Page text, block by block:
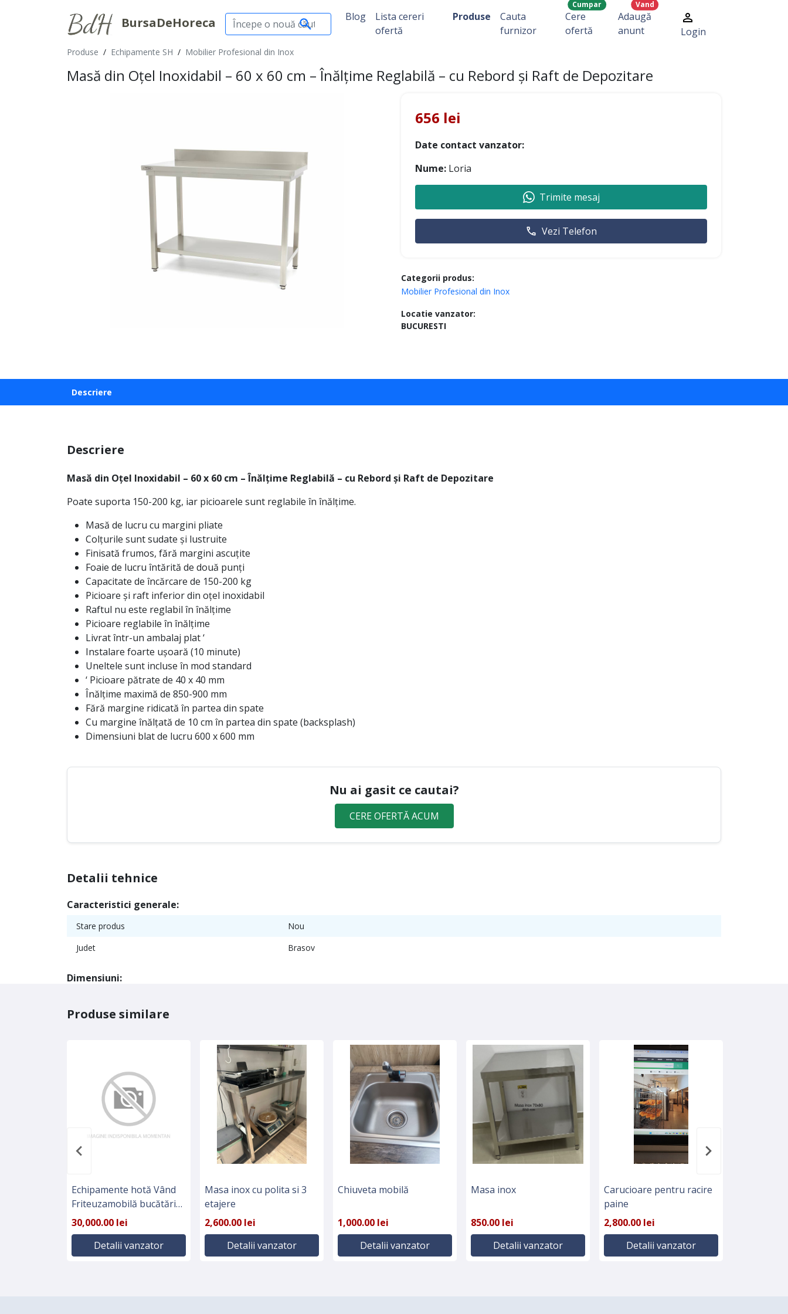
BursaDeHoreca Blog
Lista cereri
ofertă
Produse
Cauta
furnizor
Cere
ofertă
Cumpar
Adaugă
anunt
Vand
Login
Produse / Echipamente SH / Mobilier Profesional din Inox
Masă din Oțel Inoxidabil – 60 x 60 cm – Înălțime Reglabilă – cu Rebord și Raft de Depozitare
Categorii produs:
Mobilier Profesional din Inox
Locatie vanzator:
BUCURESTI
656 lei
Date contact vanzator:
Nume: Loria
Trimite mesaj
Vezi Telefon
Descriere
Descriere
Masă din Oțel Inoxidabil – 60 x 60 cm – Înălțime Reglabilă – cu Rebord și Raft de Depozitare
Poate suporta 150-200 kg, iar picioarele sunt reglabile în înălțime.
Masă de lucru cu margini pliate
Colțurile sunt sudate și lustruite
Finisată frumos, fără margini ascuțite
Foaie de lucru întărită de două punți
Capacitate de încărcare de 150-200 kg
Picioare și raft inferior din oțel inoxidabil
Raftul nu este reglabil în înălțime
Picioare reglabile în înălțime
Livrat într-un ambalaj plat ‘
Instalare foarte ușoară (10 minute)
Uneltele sunt incluse în mod standard
‘ Picioare pătrate de 40 x 40 mm
Înălțime maximă de 850-900 mm
Fără margine ridicată în partea din spate
Cu margine înălțată de 10 cm în partea din spate (backsplash)
Dimensiuni blat de lucru 600 x 600 mm
Nu ai gasit ce cautai?
CERE OFERTĂ ACUM
Detalii tehnice
Caracteristici generale:
Stare produs
Nou
Judet
Brasov
Dimensiuni:
Produse similare
Echipamente hotă Vând
Friteuzamobilă bucătărie
cu chiuvete electrică
Horeca aparate shaorma
electrice
30,000.00 lei
Detalii vanzator
Masa inox cu polita si 3
etajere
2,600.00 lei
Detalii vanzator
Chiuveta mobilă
1,000.00 lei
Detalii vanzator
Masa inox
850.00 lei
Detalii vanzator
Carucioare pentru racire
paine
2,800.00 lei
Detalii vanzator